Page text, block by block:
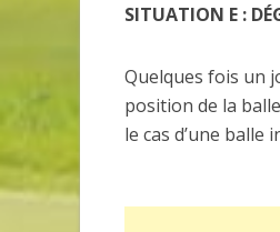
SITUATION E :
Quelques fois un
position de la
le cas d’une balle